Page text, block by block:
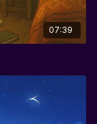
07:39